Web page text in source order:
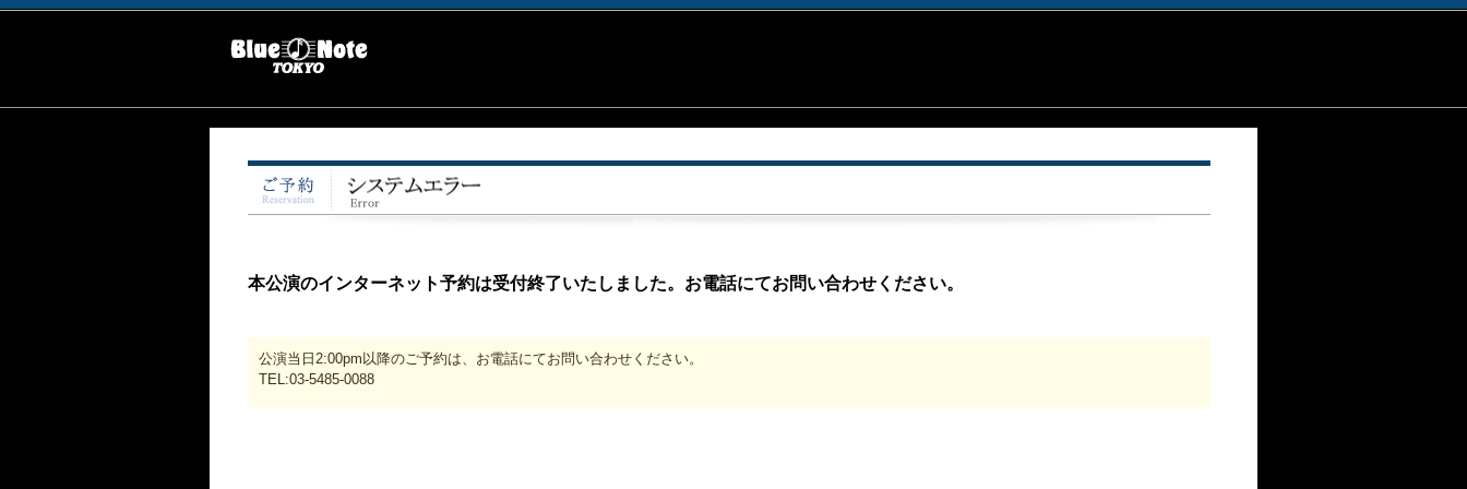
本公演のインターネット予約は受付終了いたしました。お電話にてお問い合わせください。
公演当日2:00pm以降のご予約は、お電話にてお問い合わせください。
TEL:03-5485-0088